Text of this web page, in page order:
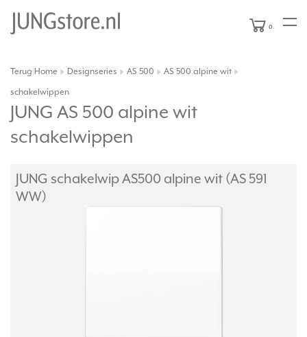
0
Terug Home Designseries AS 500 AS 500 alpine wit
schakelwippen
JUNG AS 500 alpine wit
schakelwippen
JUNG schakelwip AS500 alpine wit (AS 591
WW)